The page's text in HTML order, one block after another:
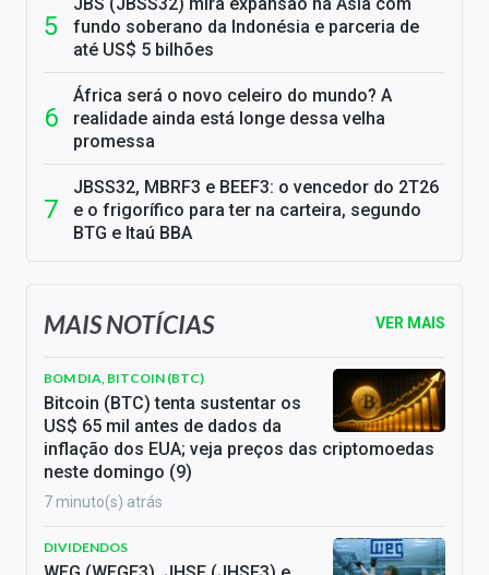
JBS (JBSS32) mira expansão na Ásia com
fundo soberano da Indonésia e parceria de
até US$ 5 bilhões
África será o novo celeiro do mundo? A
realidade ainda está longe dessa velha
promessa
JBSS32, MBRF3 e BEEF3: o vencedor do 2T26
e o frigorífico para ter na carteira, segundo
BTG e Itaú BBA
MAIS NOTÍCIAS VER MAIS
BOM DIA, BITCOIN (BTC)
Bitcoin (BTC) tenta sustentar os
US$ 65 mil antes de dados da
inflação dos EUA; veja preços das criptomoedas
neste domingo (9)
7 minuto(s) atrás
DIVIDENDOS